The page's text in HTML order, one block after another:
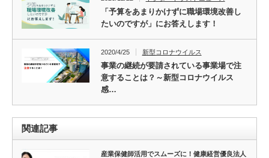
「予算をあまりかけずに職場環境改善し
たいのですが」にお答えします！
2020/4/25 新型コロナウイルス
事業の継続が要請されている事業場で注
意することは？～新型コロナウイルス
感…
関連記事
産業保健師活用でスムーズに！健康経営優良法人